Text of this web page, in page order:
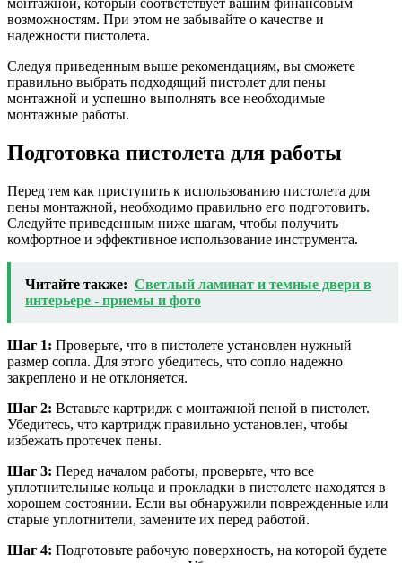
возможностям. При этом не забывайте о качестве и
надежности пистолета.
Следуя приведенным выше рекомендациям, вы сможете
правильно выбрать подходящий пистолет для пены
монтажной и успешно выполнять все необходимые
монтажные работы.
Подготовка пистолета для работы
Перед тем как приступить к использованию пистолета для
пены монтажной, необходимо правильно его подготовить.
Следуйте приведенным ниже шагам, чтобы получить
комфортное и эффективное использование инструмента.
Читайте также: Светлый ламинат и темные двери в
интерьере - приемы и фото
Шаг 1: Проверьте, что в пистолете установлен нужный
размер сопла. Для этого убедитесь, что сопло надежно
закреплено и не отклоняется.
Шаг 2: Вставьте картридж с монтажной пеной в пистолет.
Убедитесь, что картридж правильно установлен, чтобы
избежать протечек пены.
Шаг 3: Перед началом работы, проверьте, что все
уплотнительные кольца и прокладки в пистолете находятся в
хорошем состоянии. Если вы обнаружили поврежденные или
старые уплотнители, замените их перед работой.
Шаг 4: Подготовьте рабочую поверхность, на которой будете